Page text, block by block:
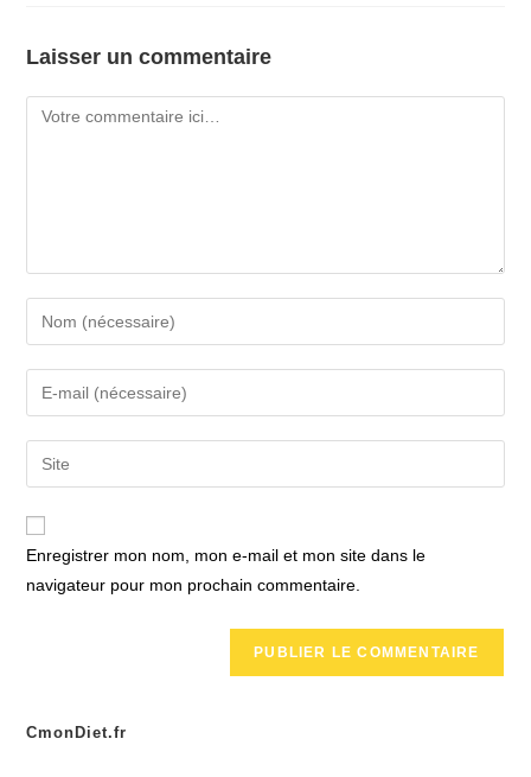
Laisser un commentaire
Comment
your
name
comment
your
email
address
comment
l’URL
de
Enregistrer mon nom, mon e-mail et mon site dans le
navigateur pour mon prochain commentaire.
CmonDiet.fr